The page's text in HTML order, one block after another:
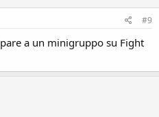
#9
a un minigruppo su Fight